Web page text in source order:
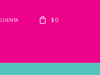
$ 0